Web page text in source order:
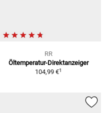
RR
Öltemperatur-Direktanzeiger
104,99 €1